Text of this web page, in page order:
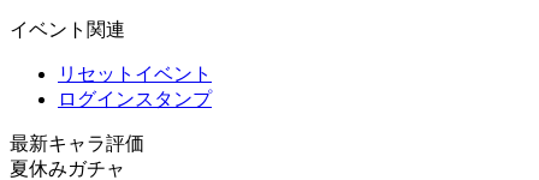
イベント関連
リセットイベント
ログインスタンプ
最新キャラ評価
夏休みガチャ